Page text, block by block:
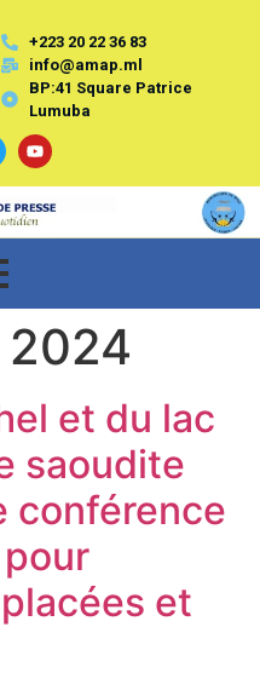
+223 20 22 36 83
info@amap.ml
BP:41 Square Patrice
Lumuba
et du lac
saoudite
conférence
et